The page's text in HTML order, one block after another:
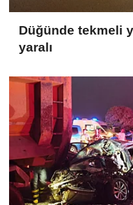
Düğünde tekmeli
yaralı